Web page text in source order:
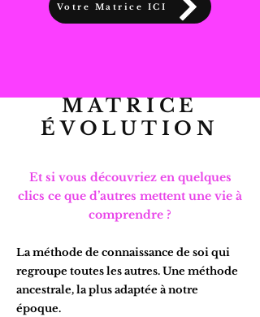
Votre Matrice ICI
MATRICE
ÉVOLUTION
Et si vous découvriez en quelques
clics ce que d’autres mettent une vie à
comprendre ?
La méthode de connaissance de soi qui
regroupe toutes les autres. Une méthode
ancestrale, la plus adaptée à notre
époque.